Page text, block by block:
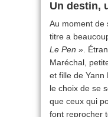
Un destin,
Au moment de
titre a
Le Pen ».
Maréchal,
et fille de Yann
le choix de se
que ceux qui
font reprocher